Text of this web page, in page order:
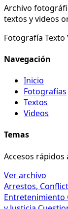
Archivo
textos y videos
Fotografía Texto
Navegación
Inicio
Fotografías
Textos
Videos
Temas
Accesos
Ver archivo
Arrestos,
Entretenimiento